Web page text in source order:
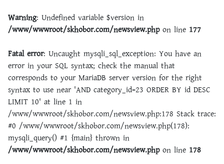
Warning: Undefined variable $version in
/www/wwwroot/skhobor.com/newsview.phpon line 177
Fatal error: Uncaught mysqli_sql_exception: You have an
error in your SQL syntax; check the manual that
corresponds to your MariaDB server version for the right
syntax to use near 'AND category_id=23 ORDER BY id DESC
LIMIT 10' at line 1 in
/www/wwwroot/skhobor.com/newsview.php:178 Stack trace:
#0 /www/wwwroot/skhobor.com/newsview.php(178):
mysqli_query() #1 {main} thrown in
/www/wwwroot/skhobor.com/newsview.phpon line 178